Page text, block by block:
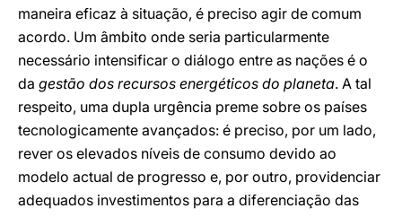
maneira eficaz à situação, é preciso agir de comum
acordo. Um âmbito onde seria particularmente
necessário intensificar o diálogo entre as nações é o
da gestão dos recursos energéticos do planeta. A tal
respeito, uma dupla urgência preme sobre os países
tecnologicamente avançados: é preciso, por um lado,
rever os elevados níveis de consumo devido ao
modelo actual de progresso e, por outro, providenciar
adequados investimentos para a diferenciação das